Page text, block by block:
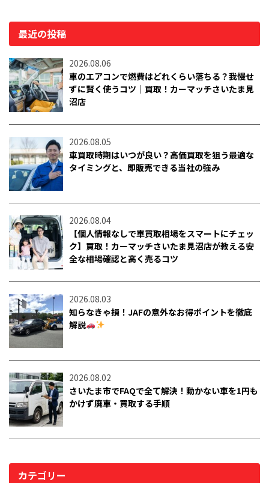
最近の投稿
2026.08.06
車のエアコンで燃費はどれくらい落ちる？我慢せ
ずに賢く使うコツ｜買取！カーマッチさいたま見
沼店
2026.08.05
車買取時期はいつが良い？高価買取を狙う最適な
タイミングと、即販売できる当社の強み
2026.08.04
【個人情報なしで車買取相場をスマートにチェッ
ク】買取！カーマッチさいたま見沼店が教える安
全な相場確認と高く売るコツ
2026.08.03
知らなきゃ損！JAFの意外なお得ポイントを徹底
解説
2026.08.02
さいたま市でFAQで全て解決！動かない車を1円も
かけず廃車・買取する手順
カテゴリー